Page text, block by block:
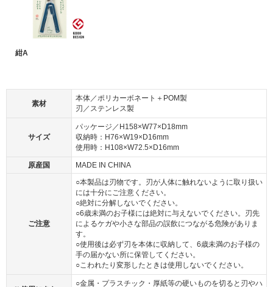
紺A
素材
本体／ポリカーボネート＋POM製
刃／ステンレス製
サイズ
パッケージ／H158×W77×D18mm
収納時：H76×W19×D16mm
使用時：H108×W72.5×D16mm
原産国 MADE IN CHINA
ご注意
○本製品は刃物です。刃が人体に触れないように取り扱い
には十分にご注意ください。
○絶対に分解しないでください。
○6歳未満のお子様には絶対に与えないでください。刃先
によるケガや小さな部品の誤飲につながる危険がありま
す。
○使用後は必ず刃を本体に収納して、6歳未満のお子様の
手の届かない所に保管してください。
○こわれたり変形したときは使用しないでください。
○金属・プラスチック・厚紙等の硬いものを切ると刃やハ